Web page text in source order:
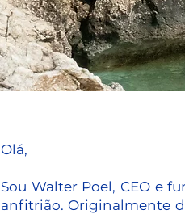
Olá,
Sou Walter Poel, CEO e
anfitrião. Originalmente